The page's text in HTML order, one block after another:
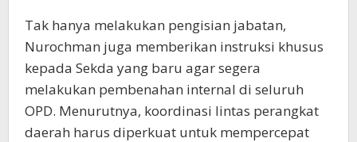
Tak hanya melakukan pengisian jabatan,
Nurochman juga memberikan instruksi khusus
kepada Sekda yang baru agar segera
melakukan pembenahan internal di seluruh
OPD. Menurutnya, koordinasi lintas perangkat
daerah harus diperkuat untuk mempercepat